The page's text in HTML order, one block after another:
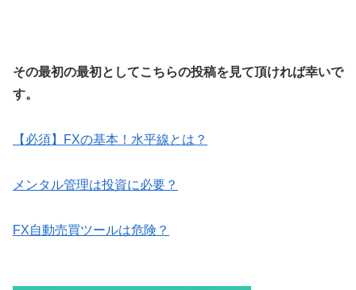
その最初の最初としてこちらの投稿を見て頂ければ幸いで
す。
【必須】FXの基本！水平線とは？
メンタル管理は投資に必要？
FX自動売買ツールは危険？